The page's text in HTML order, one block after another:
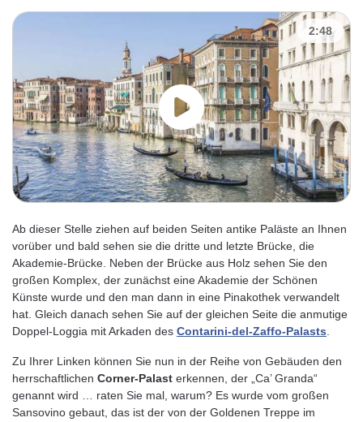
2:48
Ab dieser Stelle ziehen auf beiden Seiten antike Paläste an Ihnen
vorüber und bald sehen sie die dritte und letzte Brücke, die
Akademie-Brücke. Neben der Brücke aus Holz sehen Sie den
großen Komplex, der zunächst eine Akademie der Schönen
Künste wurde und den man dann in eine Pinakothek verwandelt
hat. Gleich danach sehen Sie auf der gleichen Seite die anmutige
Doppel-Loggia mit Arkaden des Contarini-del-Zaffo-Palasts
Zu Ihrer Linken können Sie nun in der Reihe von Gebäuden den
herrschaftlichen Corner-Palast erkennen, der „Ca’ Granda“
genannt wird … raten Sie mal, warum? Es wurde vom großen
Sansovino gebaut, das ist der von der Goldenen Treppe im